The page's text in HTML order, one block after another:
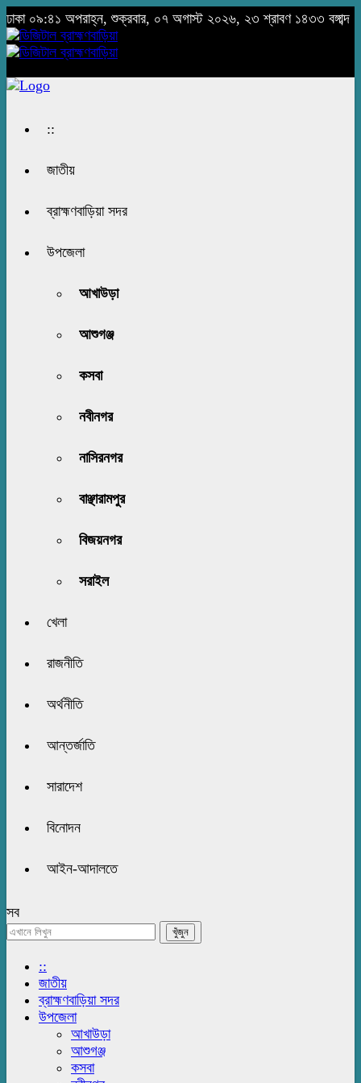
ঢাকা ০৯:৪১ অপরাহ্ন, শুক্রবার, ০৭ অগাস্ট ২০২৬, ২৩ শ্রাবণ ১৪৩৩ বঙ্গাব্দ
::
জাতীয়
ব্রাহ্মণবাড়িয়া সদর
উপজেলা
আখাউড়া
আশুগঞ্জ
কসবা
নবীনগর
নাসিরনগর
বাঞ্ছারামপুর
বিজয়নগর
সরাইল
খেলা
রাজনীতি
অর্থনীতি
আন্তর্জাতি
সারাদেশ
বিনোদন
আইন-আদালতে
সব
::
জাতীয়
ব্রাহ্মণবাড়িয়া সদর
উপজেলা
আখাউড়া
আশুগঞ্জ
কসবা